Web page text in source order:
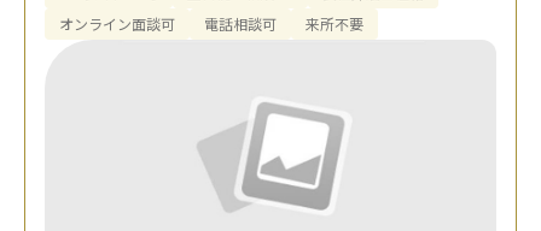
オンライン面談可
電話相談可 来所不要